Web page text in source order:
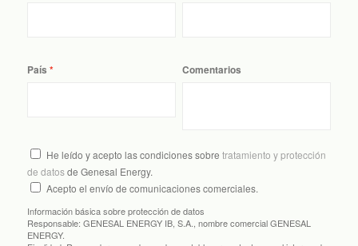
País Comentarios
He leído y acepto las condiciones sobre tratamiento y protección
de datosde Genesal Energy.
Acepto el envío de comunicaciones comerciales.
Información básica sobre protección de datos
Responsable: GENESAL ENERGY IB, S.A., nombre comercial GENESAL
ENERGY.